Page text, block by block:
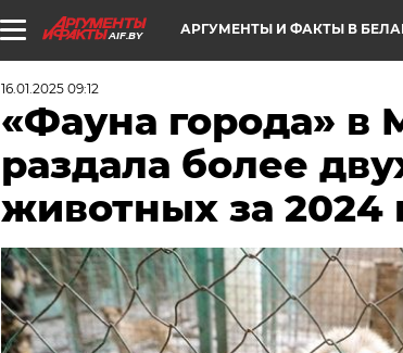
AIF.BY АРГУМЕНТЫ И ФАКТЫ В
16.01.2025 09:12
«Фауна города» в
раздала более
животных за 2024